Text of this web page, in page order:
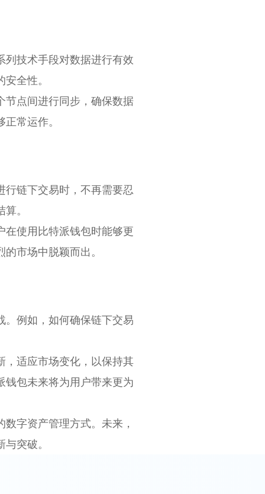
技术手段对数据进行有效
全性。
节点间进行同步，确保数据
常运作。
链下交易时，不再需要忍
。
使用比特派钱包时能够更
市场中脱颖而出。
例如，如何确保链下交易
，适应市场变化，以保持其
包未来将为用户带来更为
字资产管理方式。未来，
突破。